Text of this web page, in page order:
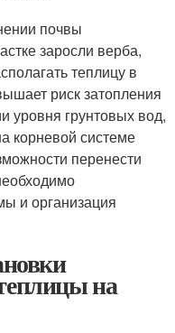
почвы
заросли верба,
теплицу в
риск затопления
уровня грунтовых вод,
корневой системе
перенести
и организация
на